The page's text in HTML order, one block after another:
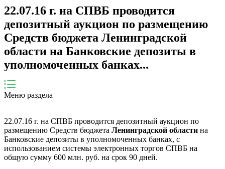
22.07.16 г. на СПВБ проводится
депозитный аукцион по размещению
Средств бюджета Ленинградской
области на Банковские депозиты в
уполномоченных банках...
Меню раздела
22.07.16 г. на СПВБ проводится депозитный аукцион по
размещению Средств бюджета Ленинградской области на
Банковские депозиты в уполномоченных банках, с
использованием системы электронных торгов СПВБ на
общую сумму 600 млн. руб. на срок 90 дней.